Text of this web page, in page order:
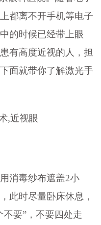
都离不开手机等电子
的时候已经带上眼
有高度近视的人，担
面就带你了解激光手
消毒纱布遮盖2小
此时尽量卧床休息，
要”，不要四处走